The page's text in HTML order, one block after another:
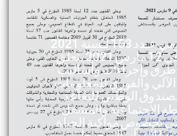
أمر حكومي عـدد 153 لـسنة 2021
مؤرخ في 12 مارس 2021 يتعلق
وإجراءات وأساليب
الآلي والفوري للمعلومات
الوطني للتقاعد
الاجتماعية والمشغل
بخصوص مواكبة الحياة